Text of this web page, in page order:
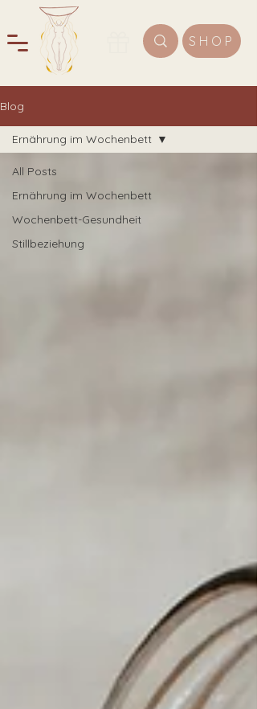
SHOP
Blog
All Posts
Ernährung im Wochenbett
Wochenbett-Gesundheit
Stillbeziehung
Ernährung im Wochenbett